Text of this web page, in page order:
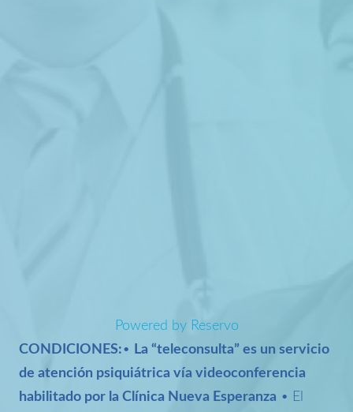
Powered by Reservo
CONDICIONES:•
La “teleconsulta” es un servicio
de atención psiquiátrica vía videoconferencia
habilitado por la Clínica Nueva Esperanza • El